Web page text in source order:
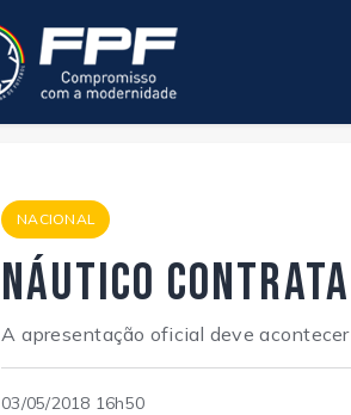
NACIONAL
Náutico
A apresentação oficial deve
03/05/2018 16h50